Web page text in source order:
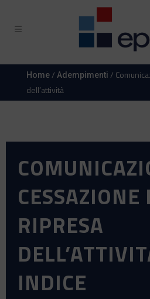
Home/ Adempimenti /
dell’attività
CESSAZIONE
RIPRESA
INDICE